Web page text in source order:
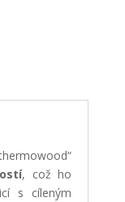
, což ho
s cíleným